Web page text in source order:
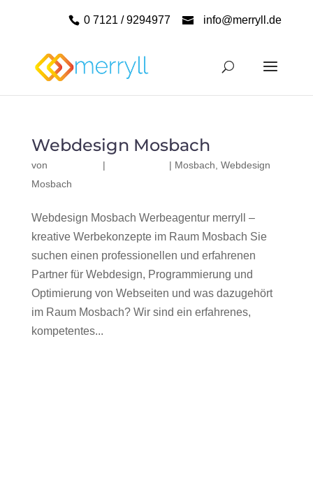
0 7121 / 9294977 info@merryll.de
Webdesign Mosbach
von | | Mosbach Webdesign
Mosbach
Webdesign Mosbach Werbeagentur merryll –
kreative Werbekonzepte im Raum Mosbach Sie
suchen einen professionellen und erfahrenen
Partner für Webdesign, Programmierung und
Optimierung von Webseiten und was dazugehört
im Raum Mosbach? Wir sind ein erfahrenes,
kompetentes...